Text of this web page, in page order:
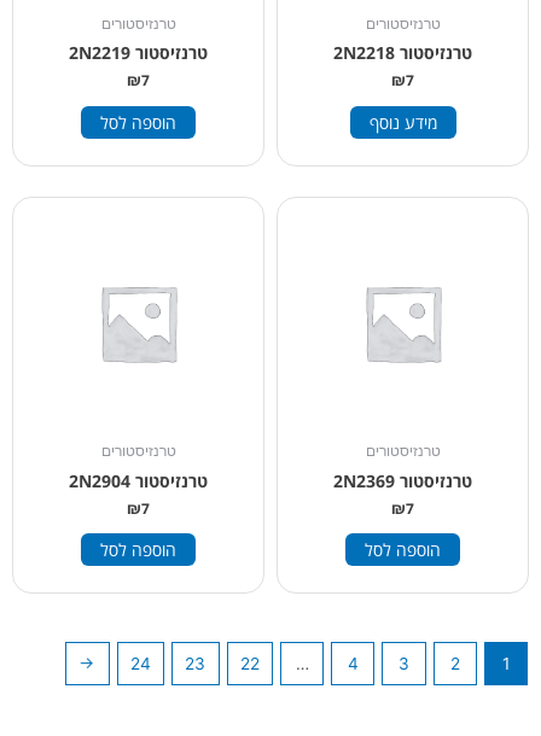
טרנזיסטורים
טרנזיסטור 2N2218
₪7
מידע נוסף
טרנזיסטורים
טרנזיסטור 2N2219
₪7
הוספה לסל
טרנזיסטורים
טרנזיסטור 2N2369
₪7
הוספה לסל
טרנזיסטורים
טרנזיסטור 2N2904
₪7
הוספה לסל
1
2
3
4
…
22
23
24
←